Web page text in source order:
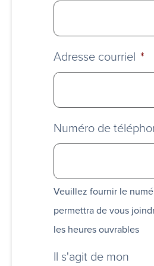
Adresse courriel *
Numéro de
Veuillez fournir le
permettra de vous
les heures ouvrables
Il s'agit de mon